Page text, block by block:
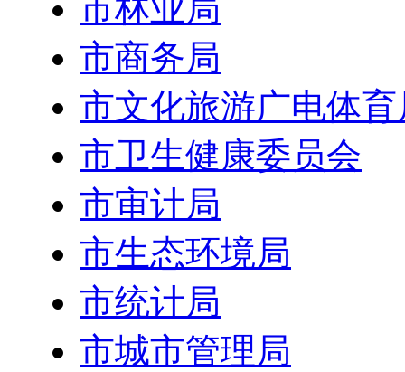
市林业局
市商务局
市文化旅游广电体育
市卫生健康委员会
市审计局
市生态环境局
市统计局
市城市管理局